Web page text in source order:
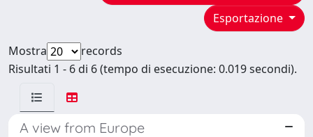
Esportazione
Mostra
records
Risultati 1 - 6 di 6 (tempo di esecuzione: 0.019 secondi).
A view from Europe